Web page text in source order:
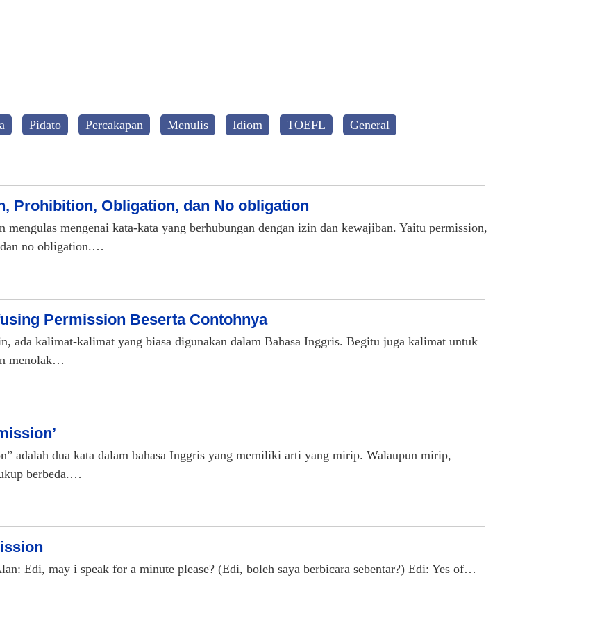
Pidato Percakapan Menulis Idiom TOEFL General
Prohibition, Obligation, dan No obligation
mengulas mengenai kata-kata yang berhubungan dengan izin dan kewajiban. Yaitu permission,
no obligation.…
Permission Beserta Contohnya
ada kalimat-kalimat yang biasa digunakan dalam Bahasa Inggris. Begitu juga kalimat untuk
menolak…
adalah dua kata dalam bahasa Inggris yang memiliki arti yang mirip. Walaupun mirip,
berbeda.…
Edi, may i speak for a minute please? (Edi, boleh saya berbicara sebentar?) Edi: Yes of…